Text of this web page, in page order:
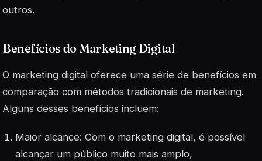
outros.
Benefícios do Marketing Digital
O marketing digital oferece uma série de benefícios em
comparação com métodos tradicionais de marketing.
Alguns desses benefícios incluem:
Maior alcance: Com o marketing digital, é possível
alcançar um público muito mais amplo,